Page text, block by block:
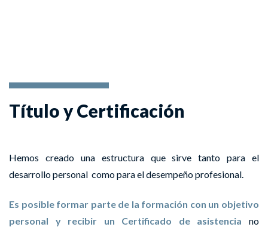
Título y Certificación
Hemos creado una estructura que sirve tanto para el
desarrollo personal como para el desempeño profesional.
Es posible formar parte de la formación con un objetivo
personal y recibir un Certificado de asistencia no